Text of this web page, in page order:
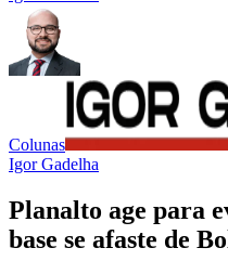
Colunas
Igor Gadelha
Planalto age para
base se afaste de